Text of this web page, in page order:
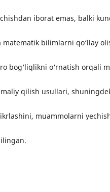
iborat emas, balki
matematik bilimlarni qo‘llay
bog‘liqlikni o‘rnatish orqali
qilish usullari,
muammolarni